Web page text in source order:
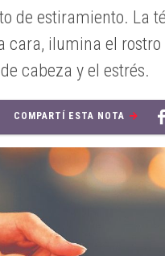
de estiramiento. La
ilumina el rostro
cabeza y el estrés.
COMPARTÍ ESTA NOTA